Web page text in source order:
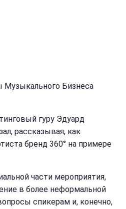
Бизнеса
гуру Эдуард
рассказывая, как
бренд 360° на примере
части мероприятия,
в более неформальной
спикерам и, конечно,